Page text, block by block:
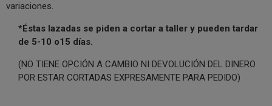
variaciones.
*Éstas lazadas se piden a cortar a taller y pueden tardar
de 5-10 o15 días.
(NO TIENE OPCIÓN A CAMBIO NI DEVOLUCIÓN DEL DINERO
POR ESTAR CORTADAS EXPRESAMENTE PARA PEDIDO)